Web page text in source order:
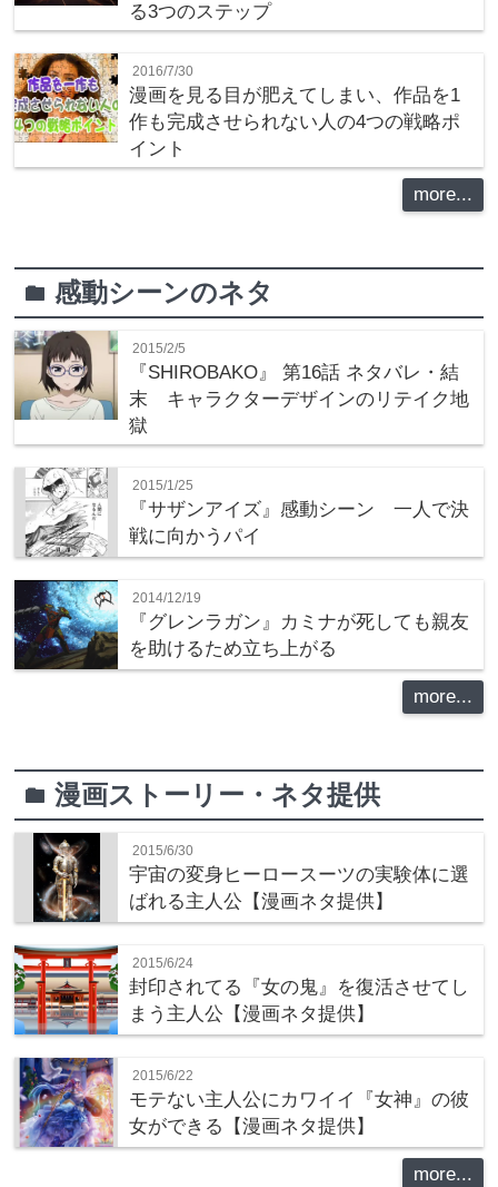
る3つのステップ
2016/7/30
漫画を見る目が肥えてしまい、作品を1
作も完成させられない人の4つの戦略ポ
イント
more...
folder感動シーンのネタ
2015/2/5
『SHIROBAKO』 第16話 ネタバレ・結
末 キャラクターデザインのリテイク地
獄
2015/1/25
『サザンアイズ』感動シーン 一人で決
戦に向かうパイ
2014/12/19
『グレンラガン』カミナが死しても親友
を助けるため立ち上がる
more...
folder漫画ストーリー・ネタ提供
2015/6/30
宇宙の変身ヒーロースーツの実験体に選
ばれる主人公【漫画ネタ提供】
2015/6/24
封印されてる『女の鬼』を復活させてし
まう主人公【漫画ネタ提供】
2015/6/22
モテない主人公にカワイイ『女神』の彼
女ができる【漫画ネタ提供】
more...